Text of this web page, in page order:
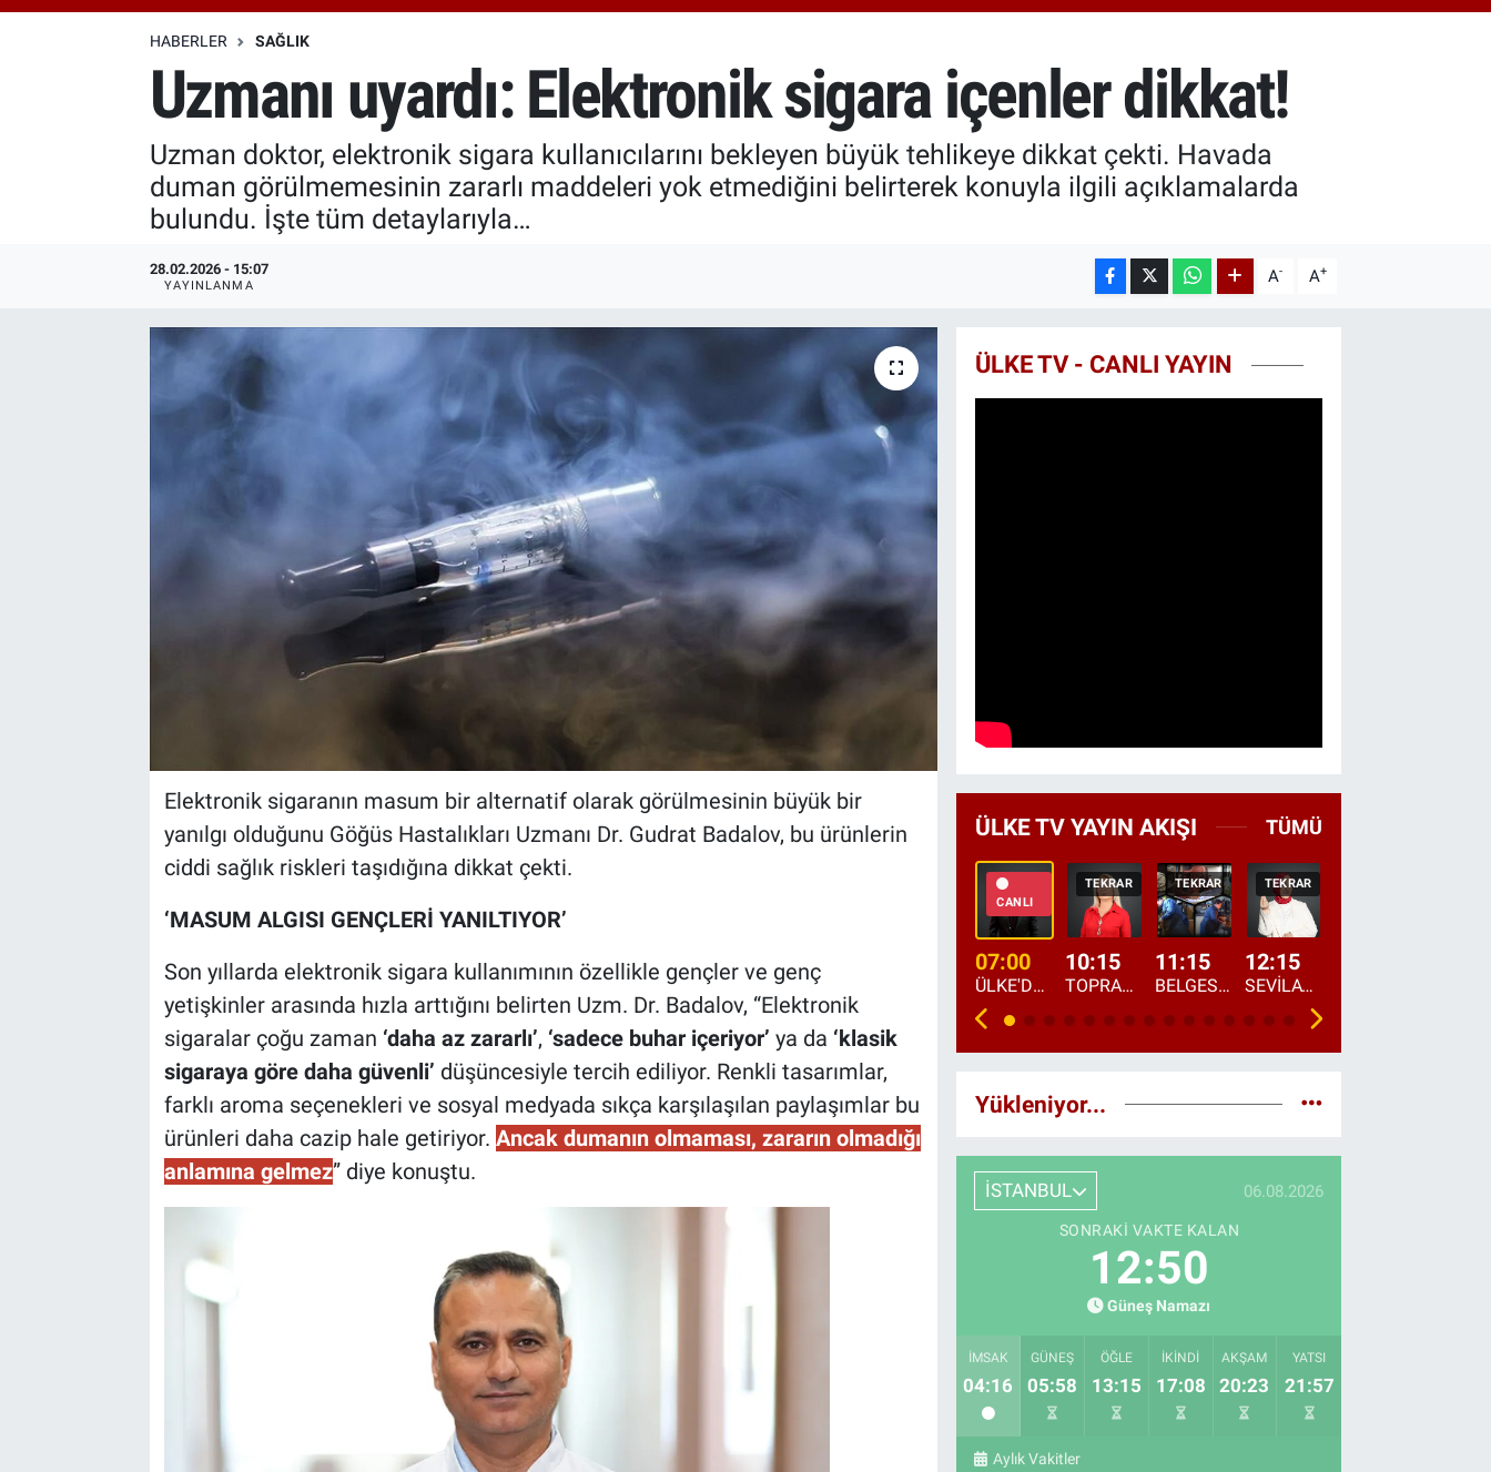
64.475,47
%0.66
HABERLER SAĞLIK
Uzmanı uyardı: Elektronik sigara içenler dikkat!
Uzman doktor, elektronik sigara kullanıcılarını bekleyen büyük tehlikeye dikkat çekti. Havada
duman görülmemesinin zararlı maddeleri yok etmediğini belirterek konuyla ilgili açıklamalarda
bulundu. İşte tüm detaylarıyla…
28.02.2026 - 15:07
YAYINLANMA A- A+
Elektronik sigaranın masum bir alternatif olarak görülmesinin büyük bir
yanılgı olduğunu Göğüs Hastalıkları Uzmanı Dr. Gudrat Badalov, bu ürünlerin
ciddi sağlık riskleri taşıdığına dikkat çekti.
‘MASUM ALGISI GENÇLERİ YANILTIYOR’
Son yıllarda elektronik sigara kullanımının özellikle gençler ve genç
yetişkinler arasında hızla arttığını belirten Uzm. Dr. Badalov, “Elektronik
sigaralar çoğu zaman ‘daha az zararlı’, ‘sadece buhar içeriyor’ ya da ‘klasik
sigaraya göre daha güvenli’ düşüncesiyle tercih ediliyor. Renkli tasarımlar,
farklı aroma seçenekleri ve sosyal medyada sıkça karşılaşılan paylaşımlar bu
ürünleri daha cazip hale getiriyor. Ancak dumanın olmaması, zararın olmadığı
anlamına gelmez” diye konuştu.
ÜLKE TV - CANLI YAYIN
ÜLKE TV YAYIN AKIŞI TÜMÜ
CANLI
07:00
ÜLKE'DE BU SABAH
TEKRAR
10:15
TOPRAKTAN SOFRAYA
TEKRAR
11:15
BELGESEL: "ÜLKE'NİN ALIN TERİ"
TEKRAR
12:15
SEVİLAY SUNGUR İLE ELİMİN BEREKETİ
Yükleniyor...
İSTANBUL 06.08.2026
SONRAKI VAKTE KALAN
12:49
Güneş Namazı
İMSAK
04:16
GÜNEŞ
05:58
ÖĞLE
13:15
İKINDI
17:08
AKŞAM
20:23
YATSI
21:57
Aylık Vakitler
Özel Haberler
Özel Haberler
Erişim Bilgileri
Haber Arşivi